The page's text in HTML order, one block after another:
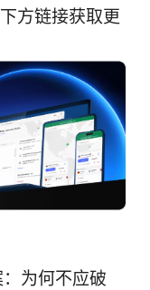
方链接获取更
为何不应破